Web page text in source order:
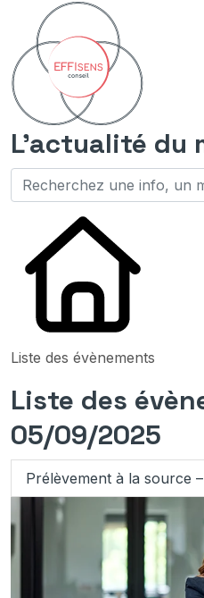
L'actualité du
Liste des évènements
Liste des
05/09/2025
Prélèvement à la source